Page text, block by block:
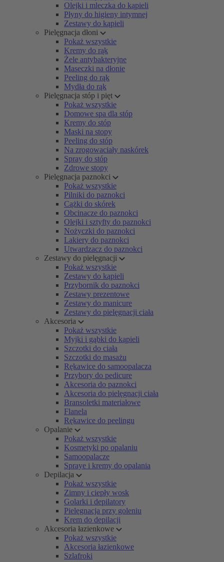
Olejki i mleczka do kąpieli
Płyny do higieny intymnej
Zestawy do kąpieli
Pielęgnacja dłoni
Pokaż wszystkie
Kremy do rąk
Żele antybakteryjne
Maseczki na dłonie
Peeling do rąk
Mydła do rąk
Pielęgnacja stóp i pięt
Pokaż wszystkie
Domowe spa dla stóp
Kremy do stóp
Maski na stopy
Peeling do stóp
Na zrogowaciały naskórek
Spray do stóp
Zdrowe stopy
Pielęgnacja paznokci
Pokaż wszystkie
Pilniki do paznokci
Cążki do skórek
Obcinacze do paznokci
Olejki i sztyfty do paznokci
Nożyczki do paznokci
Lakiery do paznokci
Utwardzacz do paznokci
Zestawy do pielęgnacji
Pokaż wszystkie
Zestawy do kąpieli
Przybornik do paznokci
Zestawy prezentowe
Zestawy do manicure
Zestawy do pielęgnacji ciała
Akcesoria
Pokaż wszystkie
Myjki i gąbki do kąpieli
Szczotki do ciała
Szczotki do masażu
Rękawice do samoopalacza
Przybory do pedicure
Akcesoria do paznokci
Akcesoria do pielęgnacji ciała
Bransoletki materiałowe
Flanela
Rękawice do peelingu
Opalanie
Pokaż wszystkie
Kosmetyki po opalaniu
Samoopalacze
Spraye i kremy do opalania
Depilacja
Pokaż wszystkie
Zimny i ciepły wosk
Golarki i depilatory
Pielęgnacja przy goleniu
Krem do depilacji
Akcesoria łazienkowe
Pokaż wszystkie
Akcesoria łazienkowe
Szlafroki